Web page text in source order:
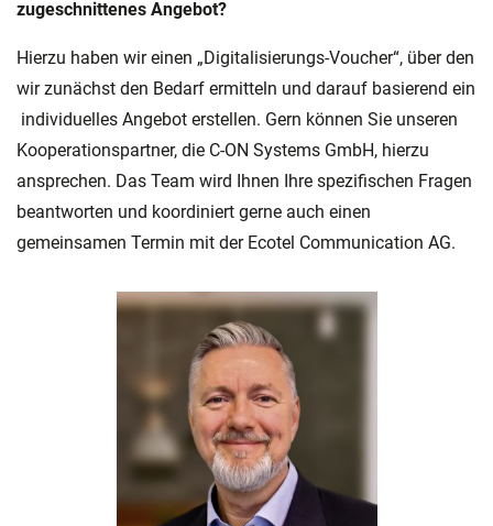
zugeschnittenes Angebot?
Hierzu haben wir einen „Digitalisierungs-Voucher“, über den
wir zunächst den Bedarf ermitteln und darauf basierend ein
individuelles Angebot erstellen. Gern können Sie unseren
Kooperationspartner, die C-ON Systems GmbH, hierzu
ansprechen. Das Team wird Ihnen Ihre spezifischen Fragen
beantworten und koordiniert gerne auch einen
gemeinsamen Termin mit der Ecotel Communication AG.